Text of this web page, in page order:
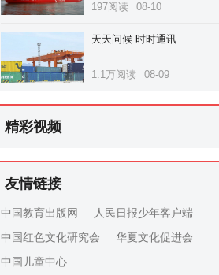
197阅读 08-10
天天问候 时时通讯
1.1万阅读 08-09
精彩视频
友情链接
中国教育出版网
人民日报少年客户端
中国红色文化研究会
华夏文化促进会
中国儿童中心